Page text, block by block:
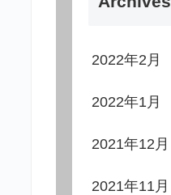
2022年2月
2022年1月
2021年12月
2021年11月